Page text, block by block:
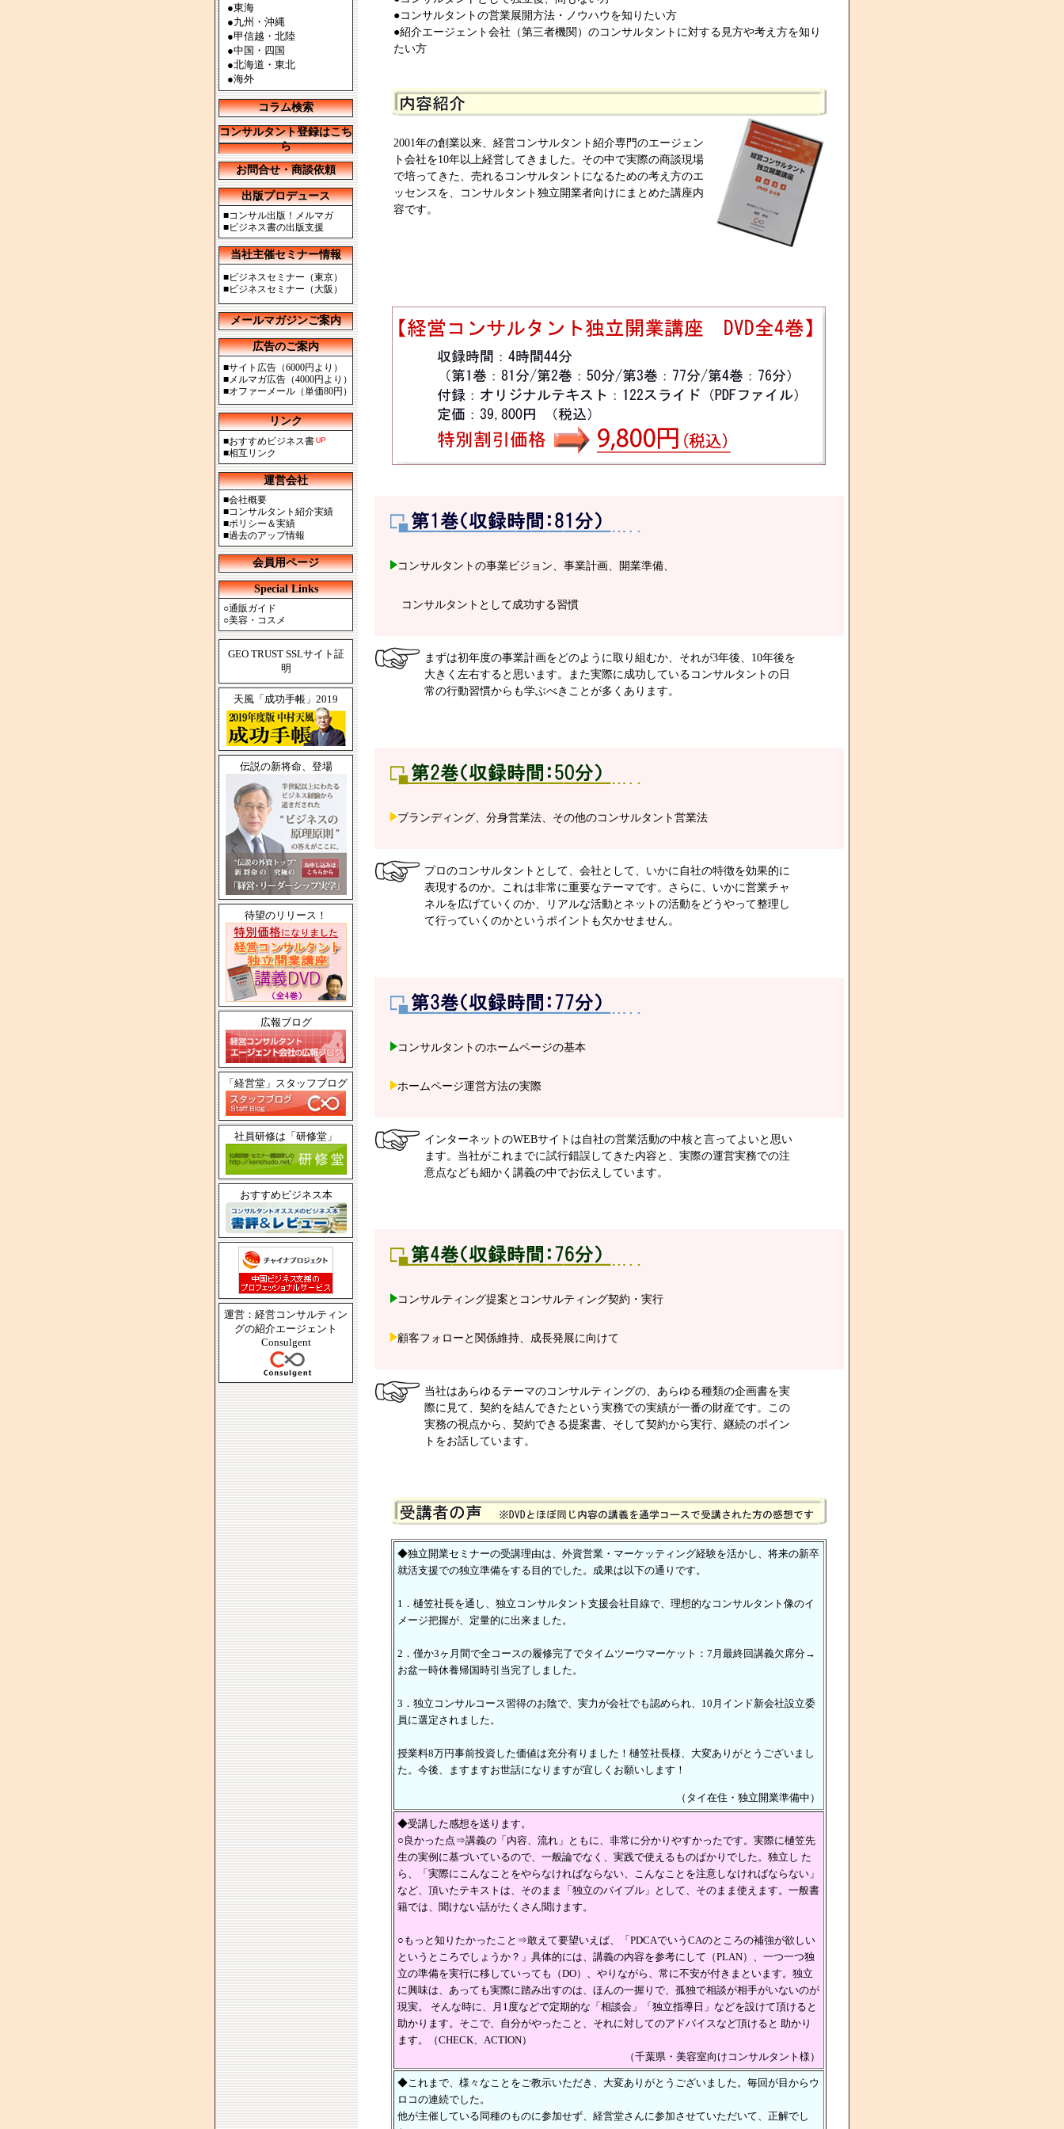
●東海
●九州・沖縄
●甲信越・北陸
●中国・四国
●北海道・東北
●海外
コラム検索
コンサルタント登録はこち
ら
お問合せ・商談依頼
出版プロデュース
■コンサル出版！メルマガ
■ビジネス書の出版支援
当社主催セミナー情報
■ビジネスセミナー（東京）
■ビジネスセミナー（大阪）
メールマガジンご案内
広告のご案内
■サイト広告（6000円より）
■メルマガ広告（4000円より）
■オファーメール（単価80円）
リンク
■おすすめビジネス書
■相互リンク
運営会社
■会社概要
■コンサルタント紹介実績
■ポリシー＆実績
■過去のアップ情報
会員用ページ
Special Links
○通販ガイド
○美容・コスメ
GEO TRUST SSLサイト証
明
天風「成功手帳」2019
伝説の新将命、登場
待望のリリース！
広報ブログ
「経営堂」スタッフブログ
社員研修は「研修堂」
おすすめビジネス本
運営：経営コンサルティン
グの紹介エージェント
Consulgent
●コンサルタントの営業展開方法・ノウハウを知りたい方
●紹介エージェント会社（第三者機関）のコンサルタントに対する見方や考え方を知り
たい方
2001年の創業以来、経営コンサルタント紹介専門のエージェン
ト会社を10年以上経営してきました。その中で実際の商談現場
で培ってきた、売れるコンサルタントになるための考え方のエ
ッセンスを、コンサルタント独立開業者向けにまとめた講座内
容です。
コンサルタントの事業ビジョン、事業計画、開業準備、
コンサルタントとして成功する習慣
まずは初年度の事業計画をどのように取り組むか、それが3年後、10年後を
大きく左右すると思います。また実際に成功しているコンサルタントの日
常の行動習慣からも学ぶべきことが多くあります。
ブランディング、分身営業法、その他のコンサルタント営業法
プロのコンサルタントとして、会社として、いかに自社の特徴を効果的に
表現するのか。これは非常に重要なテーマです。さらに、いかに営業チャ
ネルを広げていくのか、リアルな活動とネットの活動をどうやって整理し
て行っていくのかというポイントも欠かせません。
コンサルタントのホームページの基本
ホームページ運営方法の実際
インターネットのWEBサイトは自社の営業活動の中核と言ってよいと思い
ます。当社がこれまでに試行錯誤してきた内容と、実際の運営実務での注
意点なども細かく講義の中でお伝えしています。
コンサルティング提案とコンサルティング契約・実行
顧客フォローと関係維持、成長発展に向けて
当社はあらゆるテーマのコンサルティングの、あらゆる種類の企画書を実
際に見て、契約を結んできたという実務での実績が一番の財産です。この
実務の視点から、契約できる提案書、そして契約から実行、継続のポイン
トをお話しています。
◆独立開業セミナーの受講理由は、外資営業・マーケッティング経験を活かし、将来の新卒
就活支援での独立準備をする目的でした。成果は以下の通りです。
1．樋笠社長を通し、独立コンサルタント支援会社目線で、理想的なコンサルタント像のイ
メージ把握が、定量的に出来ました。
2．僅か3ヶ月間で全コースの履修完了でタイムツーウマーケット：7月最終回講義欠席分→
お盆一時休養帰国時引当完了しました。
3．独立コンサルコース習得のお陰で、実力が会社でも認められ、10月インド新会社設立委
員に選定されました。
授業料8万円事前投資した価値は充分有りました！樋笠社長様、大変ありがとうございまし
た。今後、ますますお世話になりますが宜しくお願いします！
（タイ在住・独立開業準備中）
◆受講した感想を送ります。
○良かった点⇒講義の「内容、流れ」ともに、非常に分かりやすかったです。実際に樋笠先
生の実例に基づいているので、一般論でなく、実践で使えるものばかりでした。独立し た
ら、「実際にこんなことをやらなければならない、こんなことを注意しなければならない」
など、頂いたテキストは、そのまま「独立のバイブル」として、そのまま使えます。一般書
籍では、聞けない話がたくさん聞けます。
○もっと知りたかったこと⇒敢えて要望いえば、「PDCAでいうCAのところの補強が欲しい
というところでしょうか？」具体的には、講義の内容を参考にして（PLAN）、一つ一つ独
立の準備を実行に移していっても（DO）、やりながら、常に不安が付きまといます。独立
に興味は、あっても実際に踏み出すのは、ほんの一握りで、孤独で相談が相手がいないのが
現実。 そんな時に、月1度などで定期的な「相談会」「独立指導日」などを設けて頂けると
助かります。そこで、自分がやったこと、それに対してのアドバイスなど頂けると 助かり
ます。（CHECK、ACTION）
（千葉県・美容室向けコンサルタント様）
◆これまで、様々なことをご教示いただき、大変ありがとうございました。毎回が目からウ
ロコの連続でした。
他が主催している同種のものに参加せず、経営堂さんに参加させていただいて、正解でし